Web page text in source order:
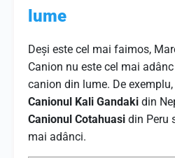
lume
Deși este cel mai faimos,
Canion nu este cel mai adânc
canion din lume. De exemplu,
Canionul Kali Gandaki din
Canionul Cotahuasi din Peru
mai adânci.